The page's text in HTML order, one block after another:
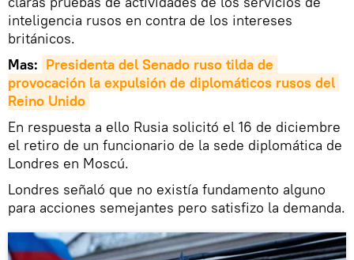
inteligencia rusos en contra de los intereses
británicos.
Mas: Presidenta del Senado ruso tilda de
provocación la expulsión de diplomáticos rusos del
Reino Unido
En respuesta a ello Rusia solicitó el 16 de diciembre
el retiro de un funcionario de la sede diplomática de
Londres en Moscú.
Londres señaló que no existía fundamento alguno
para acciones semejantes pero satisfizo la demanda.